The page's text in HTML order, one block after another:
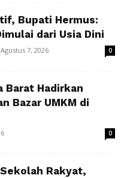
Bupati Hermus:
dari Usia Dini
Agustus 7, 2026 0
Barat Hadirkan
Bazar UMKM di
0
Rakyat,